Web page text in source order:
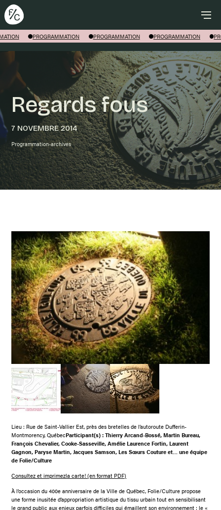
PROGRAMMATION PROGRAMMATION PROGRAMMATION
Rechercher
Regards fous
7 NOVEMBRE 2014
Programmation-archives
Lieu : Rue de Saint-Vallier Est, près des bretelles de l’autoroute Dufferin-
Montmorency, QuébecParticipant(s) : Thierry Arcand-Bossé, Martin Bureau,
François Chevalier, Cooke-Sasseville, Amélie Laurence Fortin, Laurent
Gagnon, Paryse Martin, Jacques Samson, Les Sœurs Couture et… une équipe
de Folie/Culture
Consultez et imprimezla carte! (en format PDF)
À l’occasion du 400e anniversaire de la Ville de Québec, Folie/Culture propose
une forme inusitée d’appropriation artistique du tissu urbain tout en sensibilisant
le grand public aux enjeux parfois difficiles qui émaillent son environnement : le «